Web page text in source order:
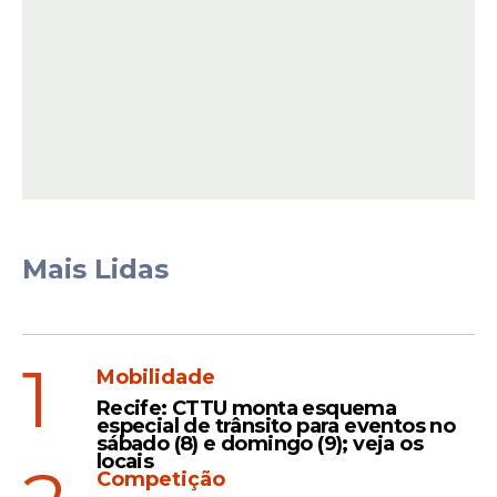
intermediários. Os salários aumentam
conforme a progressão na carreira e o
Leia Também
Iniciativa
Mais Lidas
1
Mobilidade
Recife: CTTU monta esquema
especial de trânsito para eventos no
sábado (8) e domingo (9); veja os
locais
Competição